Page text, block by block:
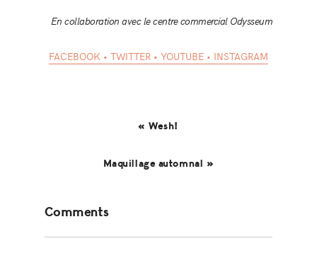
En collaboration avec le centre commercial Odysseum
FACEBOOK • TWITTER • YOUTUBE • INSTAGRAM
« Wesh!
Maquillage automnal »
Interactions
Comments